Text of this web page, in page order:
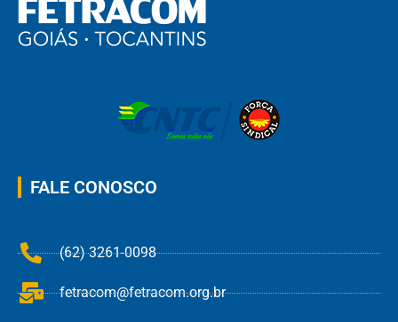
FALE CONOSCO
(62) 3261-0098
fetracom@fetracom.org.br